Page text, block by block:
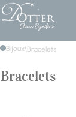
Bijouterie DOTTER
Bijoux\Bracelets
Bracelets